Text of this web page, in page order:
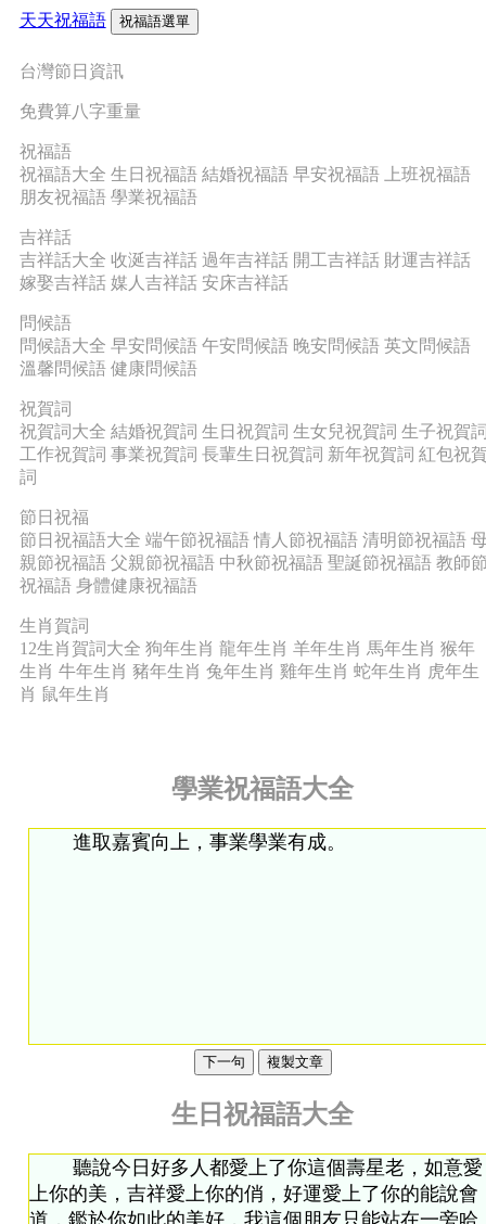
天天祝福語 祝福語選單
台灣節日資訊
免費算八字重量
祝福語
祝福語大全 生日祝福語 結婚祝福語 早安祝福語
上班祝福語
朋友祝福語 學業祝福語
吉祥話
吉祥話大全 收涎吉祥話 過年吉祥話 開工吉祥話 財運吉祥話
嫁娶吉祥話 媒人吉祥話 安床吉祥話
問候語
問候語大全 早安問候語 午安問候語 晚安問候語 英文問候語
溫馨問候語 健康問候語
祝賀詞
祝賀詞大全 結婚祝賀詞 生日祝賀詞 生女兒祝賀詞 生子祝賀
工作祝賀詞 事業祝賀詞 長輩生日祝賀詞 新年祝賀詞 紅包祝
詞
節日祝福
節日祝福語大全 端午節祝福語 情人節祝福語 清明節祝福語
親節祝福語 父親節祝福語 中秋節祝福語 聖誕節祝福語 教師
祝福語 身體健康祝福語
生肖賀詞
12生肖賀詞大全 狗年生肖 龍年生肖 羊年生肖 馬年生肖 猴年
生肖 牛年生肖 豬年生肖 兔年生肖 雞年生肖 蛇年生肖 虎年生
肖 鼠年生肖
學業祝福語大全
下一句 複製文章
生日祝福語大全